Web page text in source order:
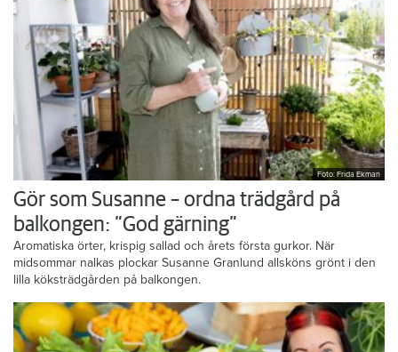
Foto: Frida Ekman
Gör som Susanne – ordna trädgård på
balkongen: ”God gärning”
Aromatiska örter, krispig sallad och årets första gurkor. När
midsommar nalkas plockar Susanne Granlund allsköns grönt i den
lilla köksträdgården på balkongen.